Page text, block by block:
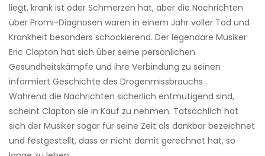
liegt, krank ist oder Schmerzen hat, aber die Nachrichten
über Promi-Diagnosen waren in einem Jahr voller Tod und
Krankheit besonders schockierend. Der legendäre Musiker
Eric Clapton hat sich über seine persönlichen
Gesundheitskämpfe und ihre Verbindung zu seinen
informiert Geschichte des Drogenmissbrauchs .
Während die Nachrichten sicherlich entmutigend sind,
scheint Clapton sie in Kauf zu nehmen. Tatsächlich hat
sich der Musiker sogar für seine Zeit als dankbar bezeichnet
und festgestellt, dass er nicht damit gerechnet hat, so